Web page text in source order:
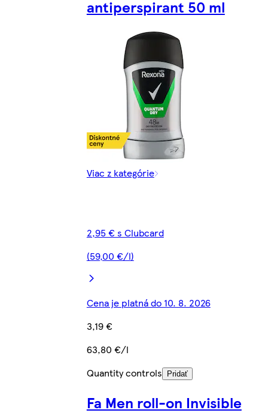
antiperspirant 50 ml
Viac z kategórie
2,95 € s Clubcard
(59,00 €/l)
Cena je platná do 10. 8. 2026
3,19 €
63,80 €/l
Quantity controls
Pridať
Fa Men roll-on Invisible